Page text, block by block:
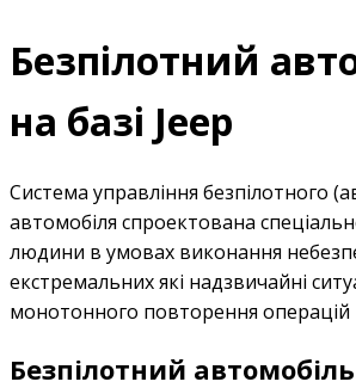
Безпілотний
на базі Jeep
Система управління безпілотного
автомобіля спроектована
людини в умовах виконання
екстремальних які надзвичайні
монотонного повторення операцій
Безпілотний